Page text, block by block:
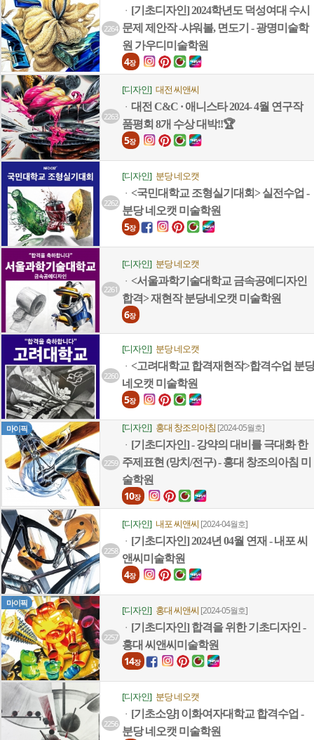
2264
ㆍ [기초디자인] 2024학년도 덕성여대 수시
문제 제안작 -샤워볼, 면도기 - 광명미술학
원 가우디미술학원
4장
2263
[디자인] 대전 씨앤씨
ㆍ 대전 C&C · 애니스타 2024- 4월 연구작
품평회 8개 수상 대박!!🏆
5장
2262
[디자인] 분당 네오캣
ㆍ <국민대학교 조형실기대회> 실전수업 -
분당 네오캣 미술학원
5장
2261
[디자인] 분당 네오캣
ㆍ <서울과학기술대학교 금속공예디자인
합격> 재현작 분당네오캣 미술학원
6장
2260
[디자인] 분당 네오캣
ㆍ <고려대학교 합격재현작>합격수업 분당
네오캣 미술학원
5장
마이픽
2259
[디자인] 홍대 창조의아침 [2024-05월호]
ㆍ [기초디자인] - 강약의 대비를 극대화 한
주제표현 (망치/전구) - 홍대 창조의아침 미
술학원
10장
2258
[디자인] 내포 씨앤씨 [2024-04월호]
ㆍ [기초디자인] 2024년 04월 연재 - 내포 씨
앤씨미술학원
4장
마이픽
2257
[디자인] 홍대 씨앤씨 [2024-05월호]
ㆍ [기초디자인] 합격을 위한 기초디자인 -
홍대 씨앤씨미술학원
14장
2256
[디자인] 분당 네오캣
ㆍ [기초소양] 이화여자대학교 합격수업 -
분당 네오캣 미술학원